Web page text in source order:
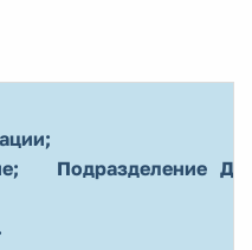
Подразделение